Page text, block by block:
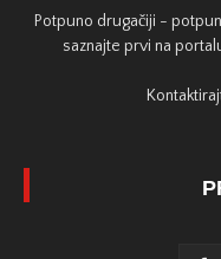
Potpuno drugačiji -
saznajte prvi na